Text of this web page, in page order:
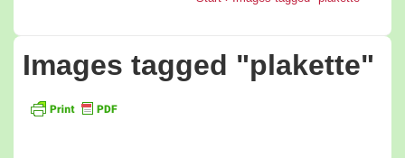
Images tagged "plakette"